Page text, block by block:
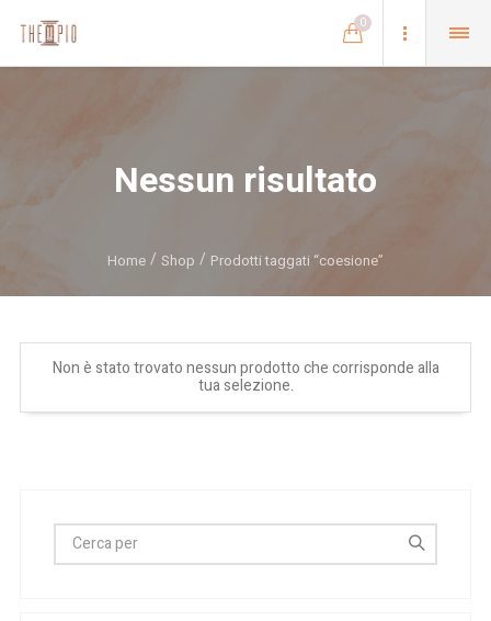
0
Nessun risultato
Home Shop Prodotti taggati “coesione”
Non è stato trovato nessun prodotto che corrisponde alla
tua selezione.